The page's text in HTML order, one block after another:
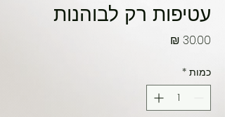
עטיפות רק לבוהנות
כמות *